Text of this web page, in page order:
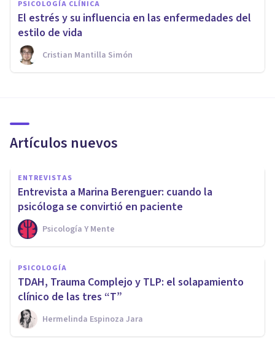
PSICOLOGÍA CLÍNICA
El estrés y su influencia en las enfermedades del
estilo de vida
Cristian Mantilla Simón
Artículos nuevos
ENTREVISTAS
Entrevista a Marina Berenguer: cuando la
psicóloga se convirtió en paciente
Psicología Y Mente
PSICOLOGÍA
TDAH, Trauma Complejo y TLP: el solapamiento
clínico de las tres “T”
Hermelinda Espinoza Jara